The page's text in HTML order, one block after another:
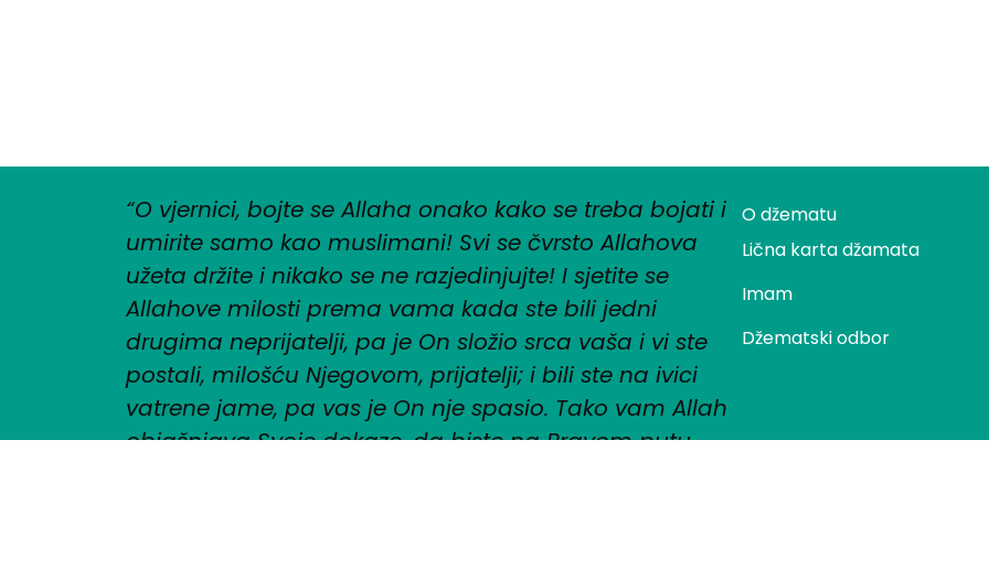
“O vjernici, bojte se Allaha onako kako se treba bojati i
umirite samo kao muslimani! Svi se čvrsto Allahova
užeta držite i nikako se ne razjedinjujte! I sjetite se
Allahove milosti prema vama kada ste bili jedni
drugima neprijatelji, pa je On složio srca vaša i vi ste
postali, milošću Njegovom, prijatelji; i bili ste na ivici
vatrene jame, pa vas je On nje spasio. Tako vam Allah
objašnjava Svoje dokaze, da biste na Pravom putu
O džematu
Lična karta džamata
Imam
Džematski odbor